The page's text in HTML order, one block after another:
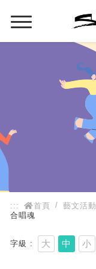
::: 首頁 藝文活動
合唱魂
字級 大 中 小